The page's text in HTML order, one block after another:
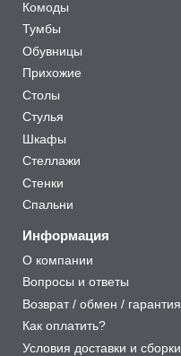
Комоды
Тумбы
Обувницы
Прихожие
Столы
Стулья
Шкафы
Стеллажи
Стенки
Спальни
Информация
О компании
Вопросы и ответы
Возврат / обмен / гарантия
Как оплатить?
Условия доставки и сборки